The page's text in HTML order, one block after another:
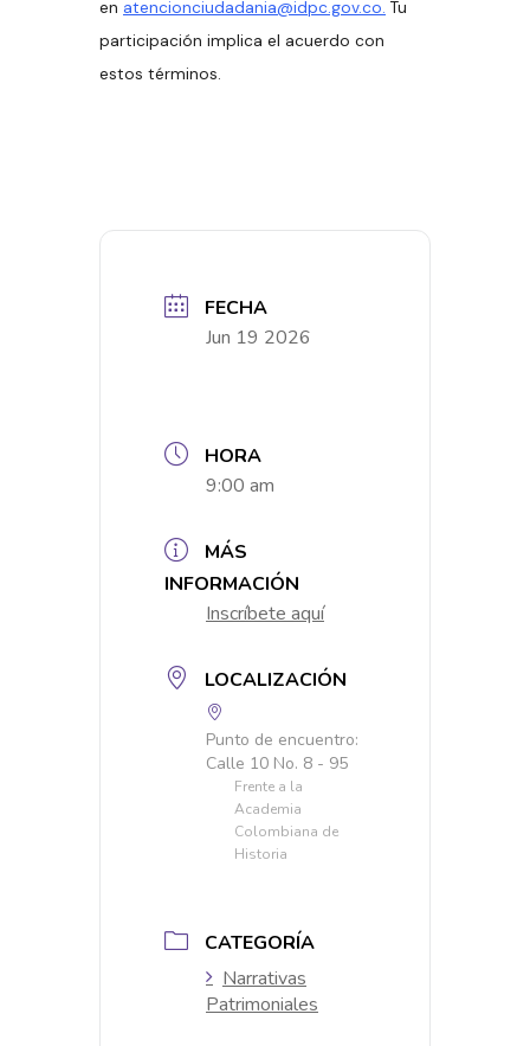
en atencionciudadania@idpc.gov.co. Tu
participación implica el acuerdo con
estos términos.
FECHA
Jun 19 2026
HORA
9:00 am
MÁS
INFORMACIÓN
Inscríbete aquí
LOCALIZACIÓN
Punto de encuentro:
Calle 10 No. 8 - 95
Frente a la
Academia
Colombiana de
Historia
CATEGORÍA
Narrativas
Patrimoniales